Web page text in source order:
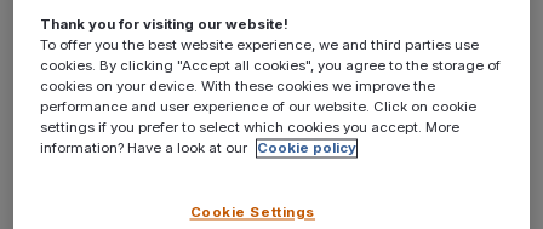
Contamos con pocas certezas; sabemos que son
momentos excepcionales que requieren de medidas
excepcionales y sabemos también que, gracias a la
tecnología, estamos mejor preparados que nunca para
hacerle frente y reducir el impacto económico de esta
Thank you for visiting our website!
To offer you the best website experience, we and third parties use
cookies. By clicking "Accept all cookies", you agree to the storage of
cookies on your device. With these cookies we improve the
performance and user experience of our website. Click on cookie
settings if you prefer to select which cookies you accept. More
information? Have a look at our
Cookie policy
Cookie Settings